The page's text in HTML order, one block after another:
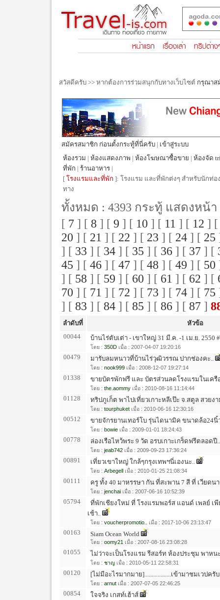
สวัสดีครับ >> หากต้องการร่วมสนุกกับทางเว็บไซต์ กรุณาส
สมัครสมาชิก ก่อนตั้งกระทู้ที่นี่ครับ | เข้าสู่ระบบ
ห้องรวม | ห้องแสดงภาพ | ห้องโฆษณาซื้อขาย | ห้องจัด
ที่พัก | ร้านอาหาร |
[ โรงแรมและที่พัก ]: โรงแรม และที่พักต่งๆ สำหรับนักท่อ
ทาง
ทั้งหมด : 4393 กระทู้ แสดงหน้
[ 7 ] [ 8 ] [ 9 ] [ 10 ] [ 11 ] [ 12 ]
20 ] [ 21 ] [ 22 ] [ 23 ] [ 24 ] [ 25
] [ 33 ] [ 34 ] [ 35 ] [ 36 ] [ 37 ] [
45 ] [ 46 ] [ 47 ] [ 48 ] [ 49 ] [ 50
] [ 58 ] [ 59 ] [ 60 ] [ 61 ] [ 62 ] [
70 ] [ 71 ] [ 72 ] [ 73 ] [ 74 ] [ 75
] [ 83 ] [ 84 ] [ 85 ] [ 86 ] [ 87 ]
ลำดับที่
หัวข้อ
00044
บ้านไร่ตับเต่า - เขาใหญ่ 31 มี.ค. -1 เม.ย. 2550
โดย : 350D เมื่อ : 2007-04-07 19:20:16
00479 มารับลมหนาวที่บ้านไร่วุฒิวรรณ ปากช่องคะ..
โดย : nook999 เมื่อ : 2008-12-07 19:27:14
01338 ขายบัตรพักฟรี และ บัตรส่วนลดโรงแรมในเครื
โดย : the.aommy เมื่อ : 2010-08-16 11:14:44
01128 ทริปภูเก็ต พาไปเที่ยวเกาะหลีเป๊ะ จ.สตูล สวยง
โดย : tourphuket เมื่อ : 2010-06-16 12:30:16
00512 ขายจักรยานเทอร์โบ รุ่นไดนามิค ขนาดล้อ24นิ้
โดย : bowie เมื่อ : 2009-01-01 18:24:43
00778 ล่องเรือไหว้พระ 9 วัด อรบเกาะเกร็ดฟรีตลอดปี..
โดย : jeab742 เมื่อ : 2009-09-23 17:36:24
00891 เที่ยวเขาใหญ่ ใกล้ๆกรุงเทพฯนี่เองนะ..
โดย : Arbegell เมื่อ : 2010-01-25 21:08:34
00111 ครู ทั้ง 40 มาหรรษา กัน ที่สะพาน 7 สี ที่ เวียดน
โดย : jenchai เมื่อ : 2007-06-16 10:52:39
05794
ที่พักเชียงใหม่ ที่ โรงแรมพอร์ส แอนด์ เพลย์ เพี
เช้า..
โดย : voucherpromotio.. เมื่อ : 2017-10-06 23:13:47
00163 Siam Ocean World
โดย : oomy21 เมื่อ : 2007-08-16 23:08:28
01055 ไม่ว่าจะเป็นโรงแรม รีสอร์ท ห้องประชุม พาหน
โดย : ชาญ เมื่อ : 2010-05-11 22:58:31
00120 [ไม่มีอะไรมากมาย]..................เข้ามาชมเวปครับ
โดย : arnut เมื่อ : 2007-07-05 22:46:25
00854 ใจจริง เกสท์เฮ้าส์